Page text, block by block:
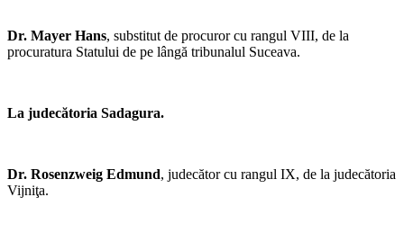
Dr. Mayer Hans, substitut de procuror cu rangul VIII, de la
procuratura Statului de pe lângă tribunalul Suceava.
La judecătoria Sadagura.
Dr. Rosenzweig Edmund, judecător cu rangul IX, de la judecătoria
Vijniţa.